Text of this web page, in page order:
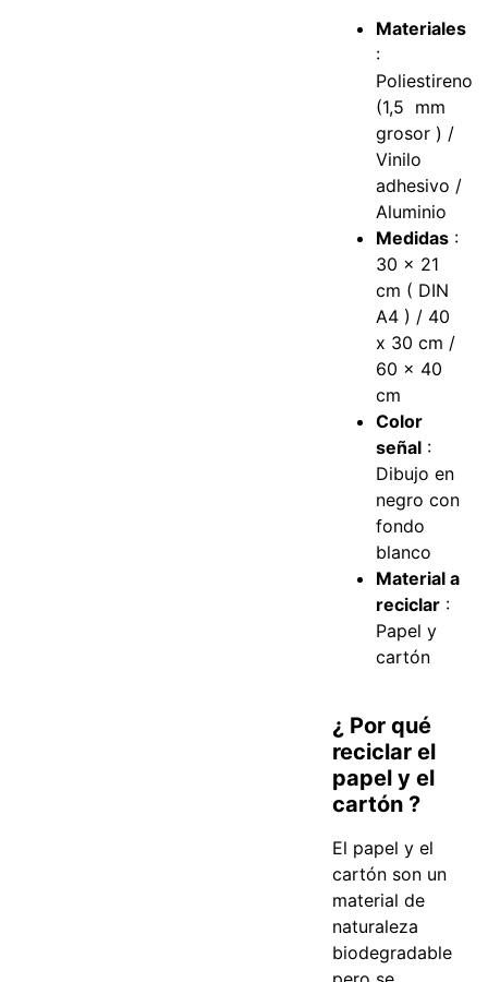
Materiales
:
Poliestireno
(1,5 mm
grosor ) /
Vinilo
adhesivo /
Aluminio
Medidas :
30 x 21
cm ( DIN
A4 ) / 40
x 30 cm /
60 x 40
cm
Color
señal :
Dibujo en
negro con
fondo
blanco
Material a
reciclar :
Papel y
cartón
¿ Por qué
reciclar el
papel y el
cartón ?
El papel y el
cartón son un
material de
naturaleza
biodegradable